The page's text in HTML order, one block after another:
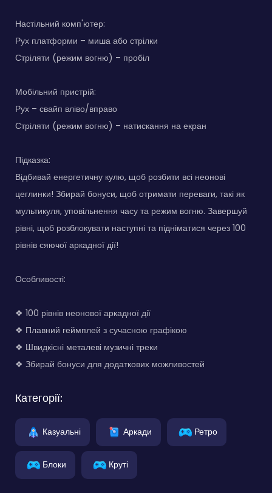
Настільний комп'ютер:
Рух платформи – миша або стрілки
Стріляти (режим вогню) – пробіл
Мобільний пристрій:
Рух – свайп вліво/вправо
Стріляти (режим вогню) – натискання на екран
Підказка:
Відбивай енергетичну кулю, щоб розбити всі неонові
цеглинки! Збирай бонуси, щоб отримати переваги, такі як
мультикуля, уповільнення часу та режим вогню. Завершуй
рівні, щоб розблокувати наступні та підніматися через 100
рівнів сяючої аркадної дії!
Особливості:
❖ 100 рівнів неонової аркадної дії
❖ Плавний геймплей з сучасною графікою
❖ Швидкісні металеві музичні треки
❖ Збирай бонуси для додаткових можливостей
Категорії:
Казуальні Аркади Ретро
Блоки Круті